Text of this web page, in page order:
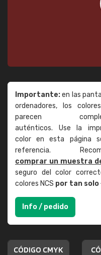
Importante:en las
ordenadores, los
parecen
auténticos. Use la
color en esta página
referencia.
comprar un muestra
seguro del color
colores NCS por tan solo
Info / pedido
CÓDIGO CMYK